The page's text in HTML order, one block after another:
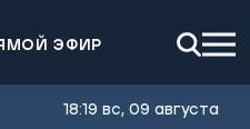
ЭФИР
18:19 вс, 09 августа